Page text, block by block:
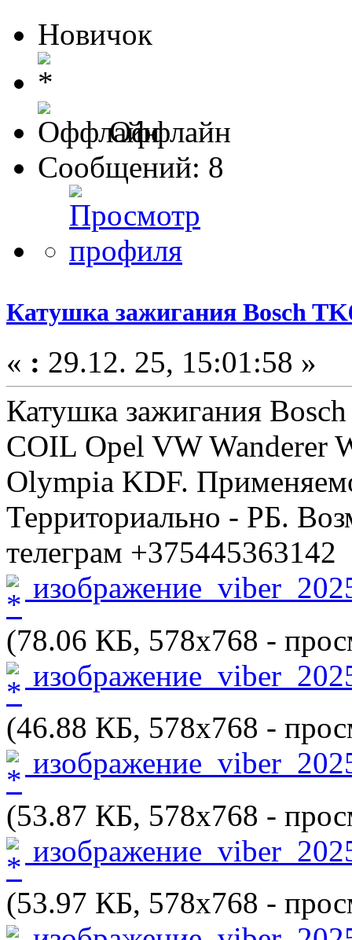
Новичок
Оффлайн
Сообщений: 8
Катушка зажигания Bosch
« : 29.12. 25, 15:01:58 »
Катушка зажигания
COIL Opel VW Wanderer
Olympia KDF.
Территориально - РБ.
телеграм +375445363142
(78.06 КБ, 578x768 -
(46.88 КБ, 578x768 -
(53.87 КБ, 578x768 -
(53.97 КБ, 578x768 -